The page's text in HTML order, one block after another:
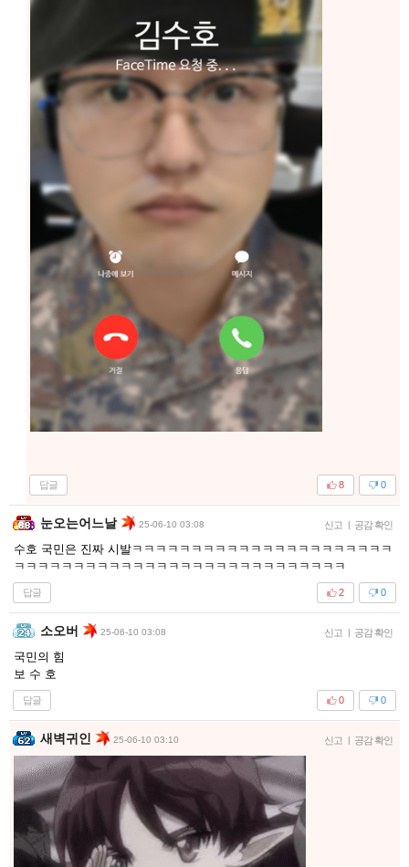
답글 0
8
눈오는어느날 25-06-10 03:08 신고 | 공감 확인
수호 국민은 진짜 시발ㅋㅋㅋㅋㅋㅋㅋㅋㅋㅋㅋㅋㅋㅋㅋㅋㅋㅋㅋㅋㅋㅋ
ㅋㅋㅋㅋㅋㅋㅋㅋㅋㅋㅋㅋㅋㅋㅋㅋㅋㅋㅋㅋㅋㅋㅋㅋㅋㅋㅋㅋ
답글 0
2
소오버 25-06-10 03:08 신고 | 공감 확인
국민의 힘
보 수 호
답글 0
0
새벽귀인 25-06-10 03:10 신고 | 공감 확인